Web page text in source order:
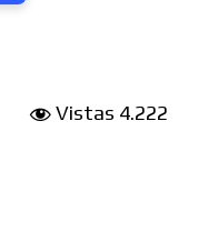
Vistas 4.222